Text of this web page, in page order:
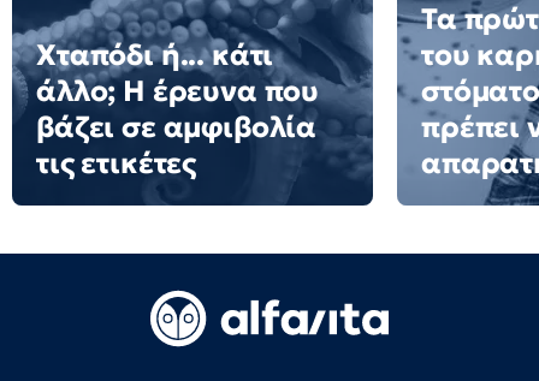
Χταπόδι ή... κάτι
άλλο; Η έρευνα που
βάζει σε αμφιβολία
τις ετικέτες
Τα
του
πρέπει